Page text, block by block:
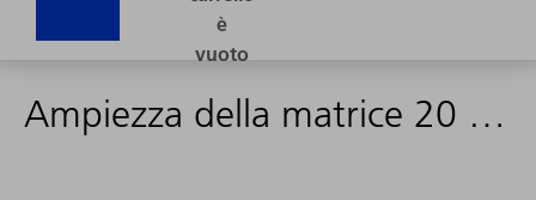
Ampiezza della matrice 20 mm